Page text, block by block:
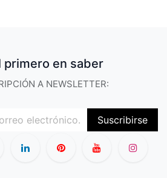
primero en saber
A NEWSLETTER:
Suscribirse